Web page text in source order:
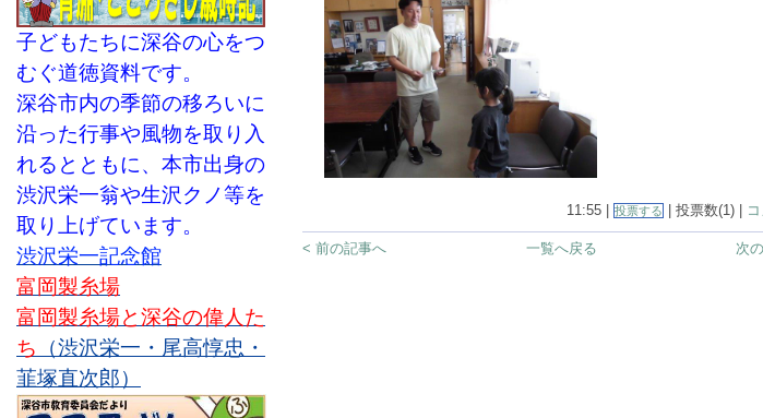
子どもたちに深谷の心をつ
むぐ道徳資料です。
深谷市内の季節の移ろいに
沿った行事や風物を取り入
れるとともに、本市出身の
渋沢栄一翁や生沢クノ等を
取り上げています。
渋沢栄一記念館
富岡製糸場
富岡製糸場と深谷の偉人た
ち （渋沢栄一・尾高惇忠・
韮塚直次郎）
11:55 | 投票する | 投票数(1) |
< 前の記事へ 次
一覧へ戻る